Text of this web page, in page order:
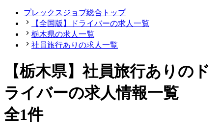
プレックスジョブ総合トップ
【全国版】ドライバーの求人一覧
栃木県の求人一覧
社員旅行ありの求人一覧
【栃木県】社員旅行ありのド
ライバーの求人情報一覧
全1件